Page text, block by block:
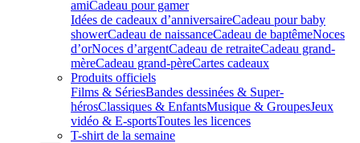
amiCadeau pour gamer
Idées de cadeaux d’anniversaireCadeau pour baby
showerCadeau de naissanceCadeau de baptêmeNoces
d’orNoces d’argentCadeau de retraiteCadeau grand-
mèreCadeau grand-pèreCartes cadeaux
Produits officiels
Films & SériesBandes dessinées & Super-
hérosClassiques & EnfantsMusique & GroupesJeux
vidéo & E-sportsToutes les licences
T-shirt de la semaine